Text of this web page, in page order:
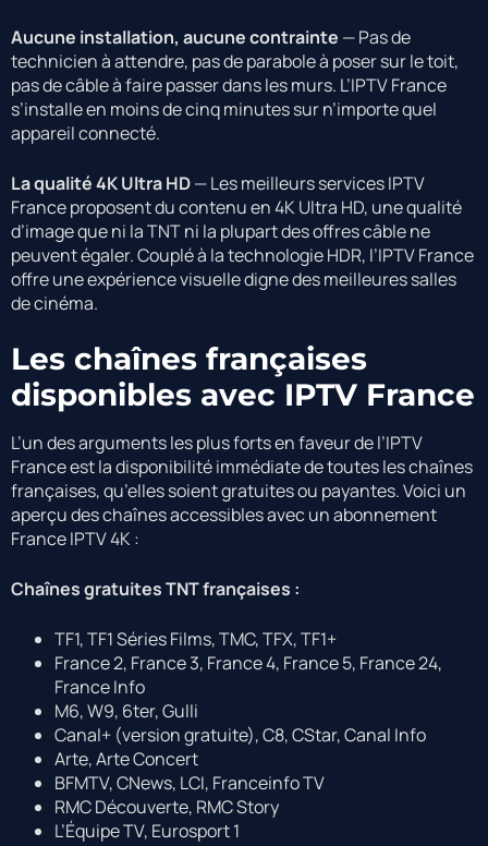
Aucune installation, aucune contrainte — Pas de
technicien à attendre, pas de parabole à poser sur le toit,
pas de câble à faire passer dans les murs. L’IPTV France
s’installe en moins de cinq minutes sur n’importe quel
appareil connecté.
La qualité 4K Ultra HD— Les meilleurs services IPTV
France proposent du contenu en 4K Ultra HD, une qualité
d’image que ni la TNT ni la plupart des offres câble ne
peuvent égaler. Couplé à la technologie HDR, l’IPTV France
offre une expérience visuelle digne des meilleures salles
de cinéma.
Les chaînes françaises
disponibles avec IPTV France
L’un des arguments les plus forts en faveur de l’IPTV
France est la disponibilité immédiate de toutes les chaînes
françaises, qu’elles soient gratuites ou payantes. Voici un
aperçu des chaînes accessibles avec un abonnement
France IPTV 4K :
Chaînes gratuites TNT françaises :
TF1, TF1 Séries Films, TMC, TFX, TF1+
France 2, France 3, France 4, France 5, France 24,
France Info
M6, W9, 6ter, Gulli
Canal+ (version gratuite), C8, CStar, Canal Info
Arte, Arte Concert
BFMTV, CNews, LCI, Franceinfo TV
RMC Découverte, RMC Story
L’Équipe TV, Eurosport 1